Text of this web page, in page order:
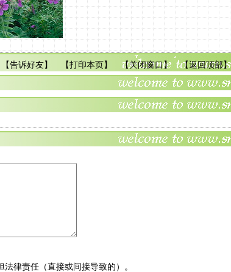
告诉好友】 【打印本页】 【关闭窗口】 【返回顶部】
律责任（直接或间接导致的）。